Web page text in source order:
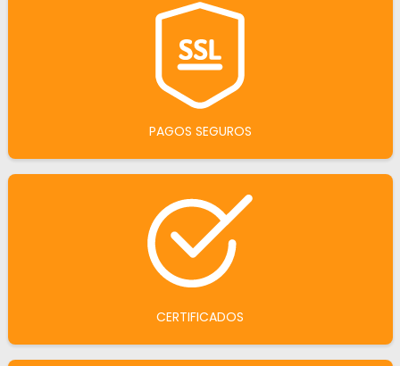
PAGOS SEGUROS
CERTIFICADOS